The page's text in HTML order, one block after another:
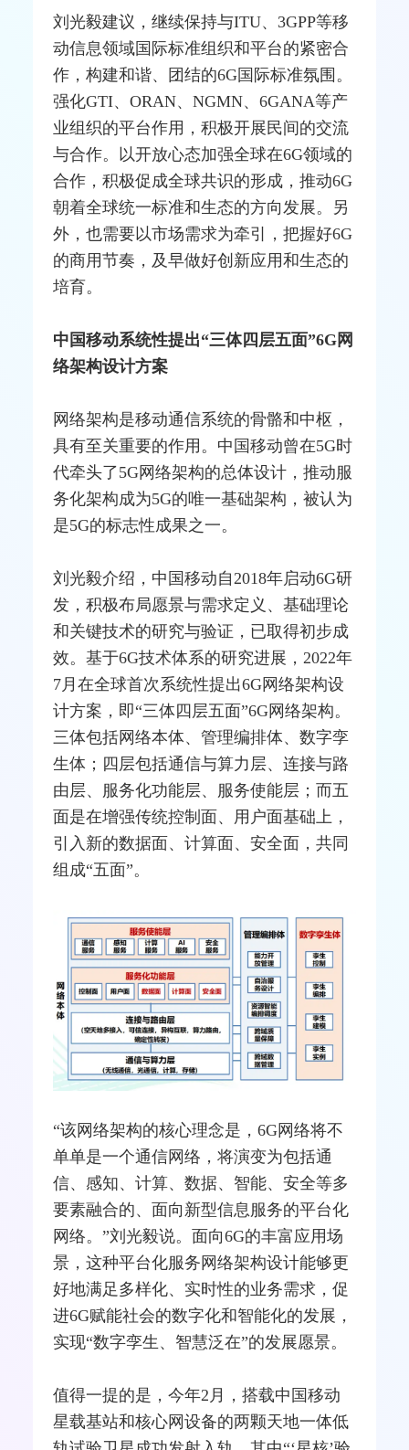
刘光毅建议，继续保持与ITU、3GPP等移
动信息领域国际标准组织和平台的紧密合
作，构建和谐、团结的6G国际标准氛围。
强化GTI、ORAN、NGMN、6GANA等产
业组织的平台作用，积极开展民间的交流
与合作。以开放心态加强全球在6G领域的
合作，积极促成全球共识的形成，推动6G
朝着全球统一标准和生态的方向发展。另
外，也需要以市场需求为牵引，把握好6G
的商用节奏，及早做好创新应用和生态的
培育。
中国移动系统性提出“三体四层五面”6G网
络架构设计方案
网络架构是移动通信系统的骨骼和中枢，
具有至关重要的作用。中国移动曾在5G时
代牵头了5G网络架构的总体设计，推动服
务化架构成为5G的唯一基础架构，被认为
是5G的标志性成果之一。
刘光毅介绍，中国移动自2018年启动6G研
发，积极布局愿景与需求定义、基础理论
和关键技术的研究与验证，已取得初步成
效。基于6G技术体系的研究进展，2022年
7月在全球首次系统性提出6G网络架构设
计方案，即“三体四层五面”6G网络架构。
三体包括网络本体、管理编排体、数字孪
生体；四层包括通信与算力层、连接与路
由层、服务化功能层、服务使能层；而五
面是在增强传统控制面、用户面基础上，
引入新的数据面、计算面、安全面，共同
组成“五面”。
“该网络架构的核心理念是，6G网络将不
单单是一个通信网络，将演变为包括通
信、感知、计算、数据、智能、安全等多
要素融合的、面向新型信息服务的平台化
网络。”刘光毅说。面向6G的丰富应用场
景，这种平台化服务网络架构设计能够更
好地满足多样化、实时性的业务需求，促
进6G赋能社会的数字化和智能化的发展，
实现“数字孪生、智慧泛在”的发展愿景。
值得一提的是，今年2月，搭载中国移动
星载基站和核心网设备的两颗天地一体低